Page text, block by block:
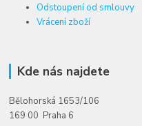
Odstoupení od smlouvy
Vrácení zboží
Kde nás najdete
Bělohorská 1653/106
169 00 Praha 6